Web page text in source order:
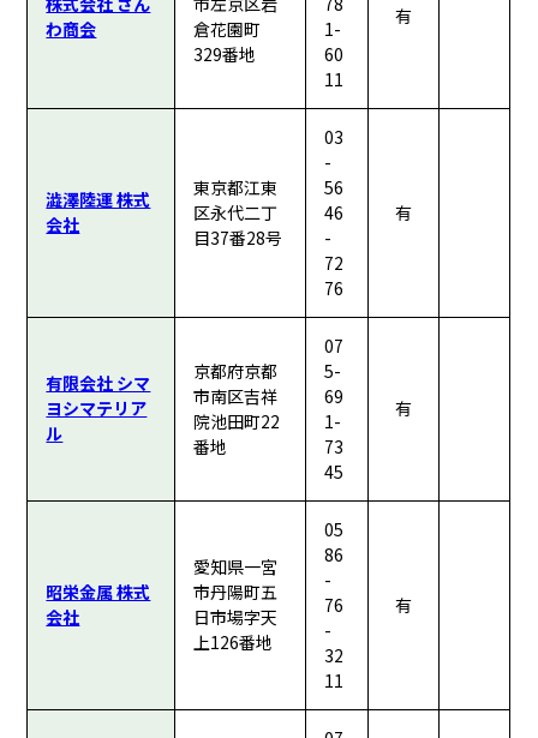
わ商会
倉花園町
329番地
1-
60
11
有
澁澤陸運 株式
会社
東京都江東
区永代二丁
目37番28号
03
-
56
46
-
72
76
有
有限会社 シマ
ヨシマテリア
ル
京都府京都
市南区吉祥
院池田町22
番地
07
5-
69
1-
73
45
有
昭栄金属 株式
会社
愛知県一宮
市丹陽町五
日市場字天
上126番地
05
86
-
76
-
32
11
有